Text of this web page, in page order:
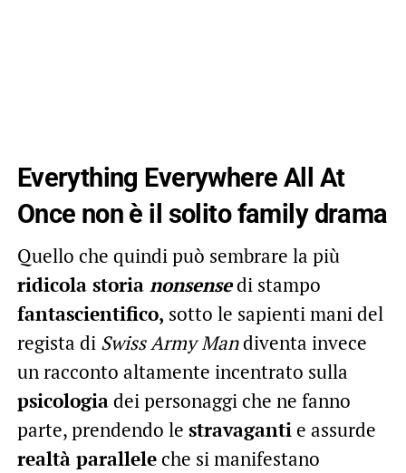
Everything Everywhere All At
Once non è il solito family drama
Quello che quindi può sembrare la più
ridicola storia nonsensedi stampo
fantascientifico, sotto le sapienti mani del
regista di Swiss Army Mandiventa invece
un racconto altamente incentrato sulla
psicologiadei personaggi che ne fanno
parte, prendendo le stravagantie assurde
realtà paralleleche si manifestano